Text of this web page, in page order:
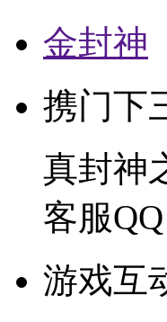
金封神
携门下
真封神
客服
游戏互